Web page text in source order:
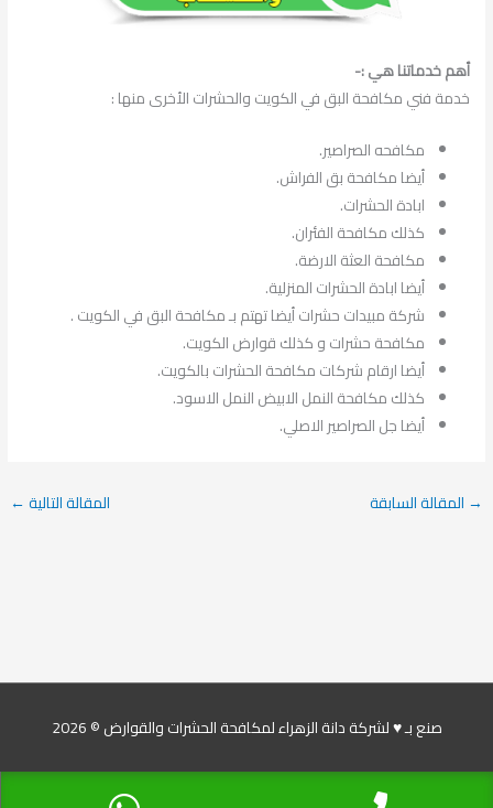
أهم خدماتنا هي :-
خدمة فني مكافحة البق في الكويت والحشرات الأخرى منها :
مكافحه الصراصير.
أيضا مكافحة بق الفراش.
ابادة الحشرات.
كذلك مكافحة الفئران.
مكافحة العثة الارضة.
أيضا ابادة الحشرات المنزلية.
شركة مبيدات حشرات أيضا تهتم بـ مكافحة البق في الكويت .
مكافحة حشرات و كذلك قوارض الكويت.
أيضا ارقام شركات مكافحة الحشرات بالكويت.
كذلك مكافحة النمل الابيض النمل الاسود.
أيضا جل الصراصير الاصلي.
→ المقالة السابقة المقالة التالية←
صنع بـ ♥ لشركة دانة الزهراء لمكافحة الحشرات والقوارض © 2026